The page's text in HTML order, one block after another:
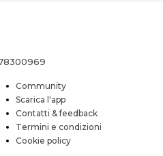
Community
Scarica l'app
Contatti & feedback
Termini e condizioni
Cookie policy